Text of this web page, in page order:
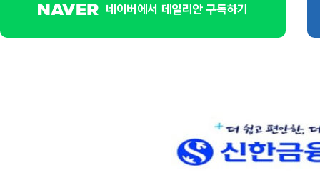
네이버에서 데일리안 구독하기